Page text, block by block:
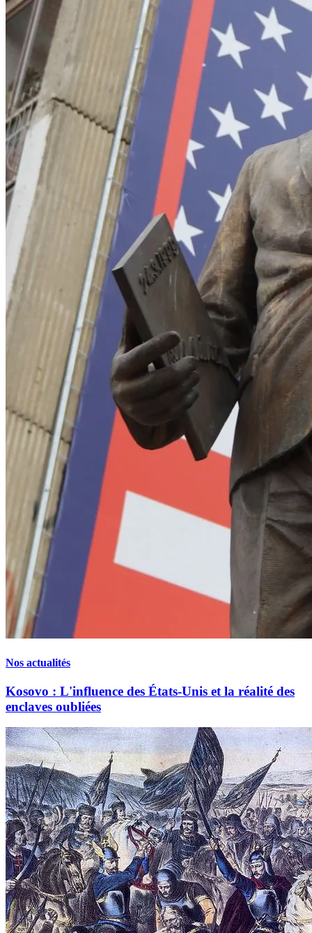
Nos actualités
Kosovo : L'influence des États-Unis et la réalité des
enclaves oubliées